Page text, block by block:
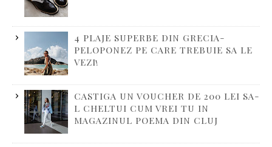
4 PLAJE SUPERBE DIN GRECIA-
PELOPONEZ PE CARE TREBUIE SA LE
VEZI!
CASTIGA UN VOUCHER DE 200 LEI SA-
L CHELTUI CUM VREI TU IN
MAGAZINUL POEMA DIN CLUJ